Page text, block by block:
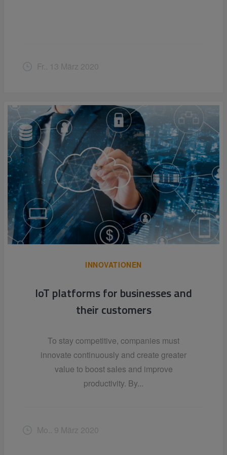
Fr.. 13 März 2020
INNOVATIONEN
IoT platforms for businesses and
their customers
To stay competitive, companies must
innovate continuously and create greater
value to boost sales and improve
productivity. By...
Mo.. 9 März 2020